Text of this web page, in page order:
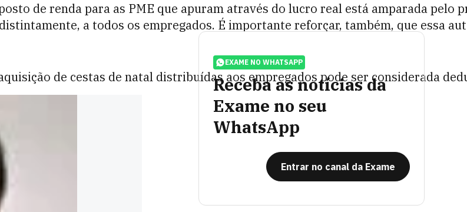
de renda para as PME que apuram através do lucro real está amparada
a todos os empregados. É importante reforçar, também, que essa
de cestas de natal distribuídas aos empregados pode ser considerada
EXAME NO WHATSAPP
Receba as notícias da
Exame no seu
WhatsApp
Entrar no canal da Exame